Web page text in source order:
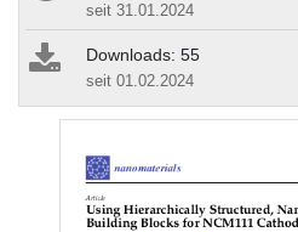
seit 31.01.2024
Downloads: 55
seit 01.02.2024